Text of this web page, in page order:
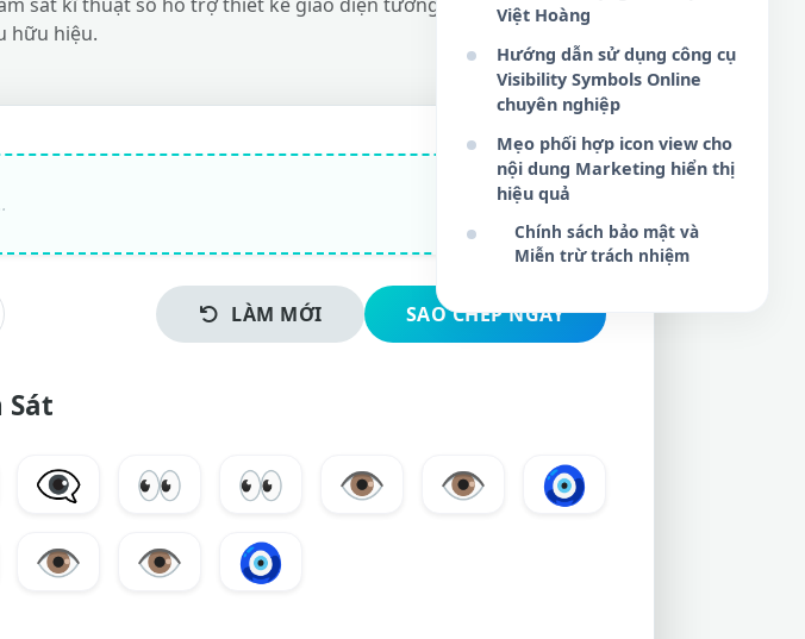
hữu hiệu.
LÀM MỚI SAO CHÉP NGAY
Sát
👁️ 👀 👀 👁️ 👁
🧿
👁️ 👁 🧿
Việt Hoàng
Hướng dẫn sử dụng công cụ
Visibility Symbols Online
chuyên nghiệp
Mẹo phối hợp icon view cho
nội dung Marketing hiển thị
hiệu quả
Chính sách bảo mật và
Miễn trừ trách nhiệm